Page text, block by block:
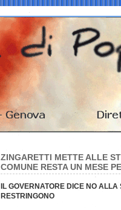
ZINGARETTI METTE ALLE
COMUNE RESTA UN MESE
IL GOVERNATORE DICE NO
RESTRINGONO